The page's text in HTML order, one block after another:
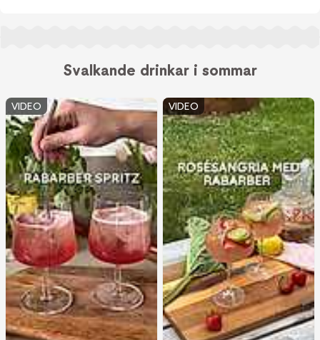
Svalkande drinkar i sommar
VIDEO VIDEO